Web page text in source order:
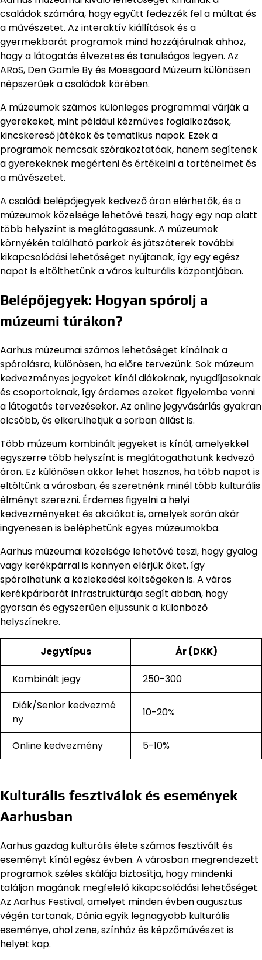
családok számára, hogy együtt fedezzék fel a múltat és
a művészetet. Az interaktív kiállítások és a
gyermekbarát programok mind hozzájárulnak ahhoz,
hogy a látogatás élvezetes és tanulságos legyen. Az
ARoS, Den Gamle By és Moesgaard Múzeum különösen
népszerűek a családok körében.
A múzeumok számos különleges programmal várják a
gyerekeket, mint például kézműves foglalkozások,
kincskereső játékok és tematikus napok. Ezek a
programok nemcsak szórakoztatóak, hanem segítenek
a gyerekeknek megérteni és értékelni a történelmet és
a művészetet.
A családi belépőjegyek kedvező áron elérhetők, és a
múzeumok közelsége lehetővé teszi, hogy egy nap alatt
több helyszínt is meglátogassunk. A múzeumok
környékén található parkok és játszóterek további
kikapcsolódási lehetőséget nyújtanak, így egy egész
napot is eltölthetünk a város kulturális központjában.
Belépőjegyek: Hogyan spórolj a
múzeumi túrákon?
Aarhus múzeumai számos lehetőséget kínálnak a
spórolásra, különösen, ha előre tervezünk. Sok múzeum
kedvezményes jegyeket kínál diákoknak, nyugdíjasoknak
és csoportoknak, így érdemes ezeket figyelembe venni
a látogatás tervezésekor. Az online jegyvásárlás gyakran
olcsóbb, és elkerülhetjük a sorban állást is.
Több múzeum kombinált jegyeket is kínál, amelyekkel
egyszerre több helyszínt is meglátogathatunk kedvező
áron. Ez különösen akkor lehet hasznos, ha több napot is
eltöltünk a városban, és szeretnénk minél több kulturális
élményt szerezni. Érdemes figyelni a helyi
kedvezményeket és akciókat is, amelyek során akár
ingyenesen is beléphetünk egyes múzeumokba.
Aarhus múzeumai közelsége lehetővé teszi, hogy gyalog
vagy kerékpárral is könnyen elérjük őket, így
spórolhatunk a közlekedési költségeken is. A város
kerékpárbarát infrastruktúrája segít abban, hogy
gyorsan és egyszerűen eljussunk a különböző
helyszínekre.
Jegytípus Ár (DKK)
Kombinált jegy
250-300
Diák/Senior kedvezmé
ny
10-20%
Online kedvezmény 5-10%
Kulturális fesztiválok és események
Aarhusban
Aarhus gazdag kulturális élete számos fesztivált és
eseményt kínál egész évben. A városban megrendezett
programok széles skálája biztosítja, hogy mindenki
találjon magának megfelelő kikapcsolódási lehetőséget.
Az Aarhus Festival, amelyet minden évben augusztus
végén tartanak, Dánia egyik legnagyobb kulturális
eseménye, ahol zene, színház és képzőművészet is
helyet kap.